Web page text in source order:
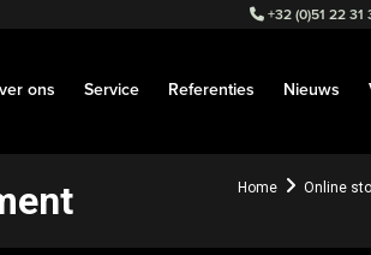
+32 (0)51 22 31
ons Service Referenties Nieuws
Home Online